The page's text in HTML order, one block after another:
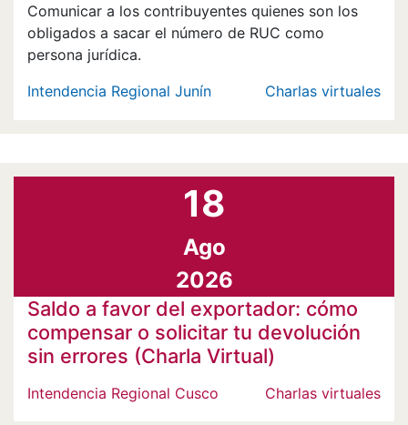
Comunicar a los contribuyentes quienes son los
obligados a sacar el número de RUC como
persona jurídica.
Intendencia Regional Junín
Charlas virtuales
18
Ago
2026
Saldo a favor del exportador: cómo
compensar o solicitar tu devolución
sin errores (Charla Virtual)
Intendencia Regional Cusco Charlas virtuales